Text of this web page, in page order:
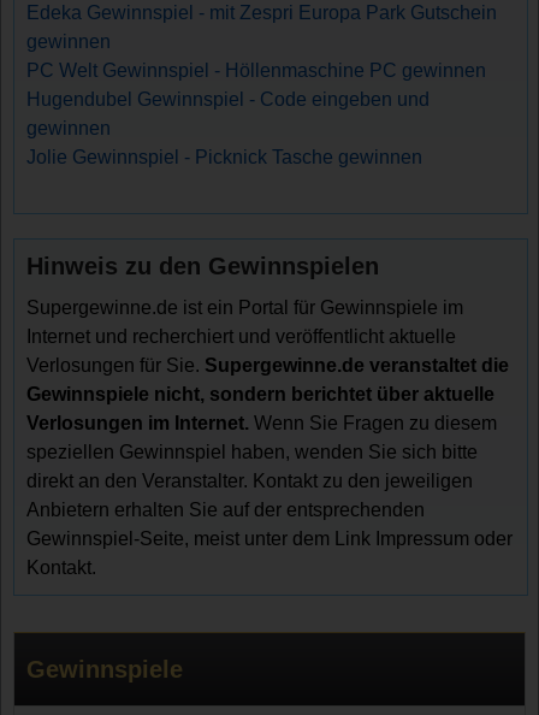
Edeka Gewinnspiel - mit Zespri Europa Park Gutschein
gewinnen
PC Welt Gewinnspiel - Höllenmaschine PC gewinnen
Hugendubel Gewinnspiel - Code eingeben und
gewinnen
Jolie Gewinnspiel - Picknick Tasche gewinnen
Hinweis zu den Gewinnspielen
Supergewinne.de ist ein Portal für Gewinnspiele im
Internet und recherchiert und veröffentlicht aktuelle
Verlosungen für Sie. Supergewinne.de veranstaltet die
Gewinnspiele nicht, sondern berichtet über aktuelle
Verlosungen im Internet. Wenn Sie Fragen zu diesem
speziellen Gewinnspiel haben, wenden Sie sich bitte
direkt an den Veranstalter. Kontakt zu den jeweiligen
Anbietern erhalten Sie auf der entsprechenden
Gewinnspiel-Seite, meist unter dem Link Impressum oder
Kontakt.
Gewinnspiele